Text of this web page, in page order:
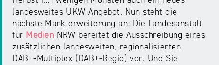
landesweites UKW-Angebot. Nun steht die
nächste Markterweiterung an: Die Landesanstalt
für Medien NRW bereitet die Ausschreibung eines
zusätzlichen landesweiten, regionalisierten
DAB+-Multiplex (DAB+-Regio) vor. Und Sie